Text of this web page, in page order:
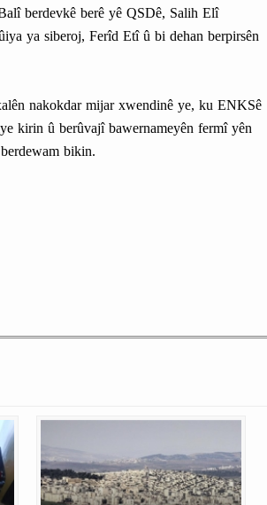
berdevkê berê yê QSDê, Salih Elî
ya siberoj, Ferîd Etî û bi dehan berpirsên
nakokdar mijar xwendinê ye, ku ENKSê
kirin û berûvajî bawernameyên fermî yên
bikin.